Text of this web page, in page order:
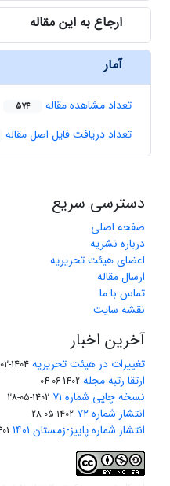
ارجاع به این مقاله
آمار
تعداد مشاهده مقاله 574
تعداد دریافت فایل اصل مقاله
دسترسی سریع
صفحه اصلی
درباره نشریه
اعضای هیئت تحریریه
ارسال مقاله
تماس با ما
نقشه سایت
آخرین اخبار
تغییرات در هیئت تحریریه 1404-02-01
ارتقا رتبه مجله 1402-06-04
نسخه چاپی شماره ۷۱ 1402-05-28
انتشار شماره ۷۲ 1402-05-28
انتشار شماره پاییز-زمستان ۱۴۰۱ 04